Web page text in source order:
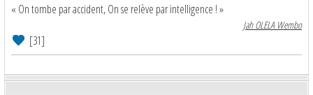
« On tombe par accident, On se relève par intelligence ! »
Jah OLELA Wembo
[31]